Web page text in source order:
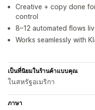
Creative + copy done
control
8–12 automated flows
Works seamlessly with
เป็นที่นิยมในร้านค้าแบบคุณ
ในสหรัฐอเมริกา
ภาษา